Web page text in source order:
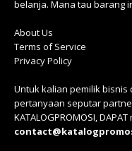
belanja. Mana tau barang
About Us
Terms of Service
Privacy Policy
Untuk kalian pemilik
pertanyaan seputar
KATALOGPROMOSI,